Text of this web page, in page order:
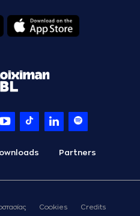
Partners
Cookies Credits